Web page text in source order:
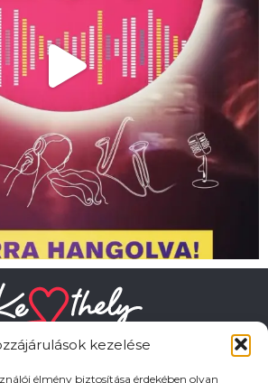
kezelése
élmény biztosítása érdekében olyan